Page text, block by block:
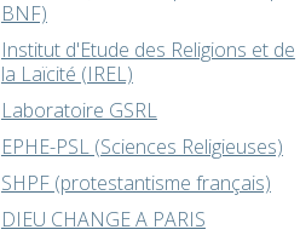
BNF)
Institut d'Etude des Religions et de
la Laïcité (IREL)
Laboratoire GSRL
EPHE-PSL (Sciences Religieuses)
SHPF (protestantisme français)
DIEU CHANGE A PARIS